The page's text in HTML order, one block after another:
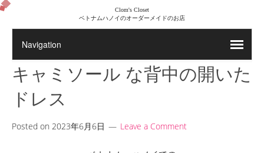
Clom's Closet
ベトナムハノイのオーダーメイドのお店
キャミソール な背中の開いた
ドレス
Posted on 2023年6月6日 Leave a Comment